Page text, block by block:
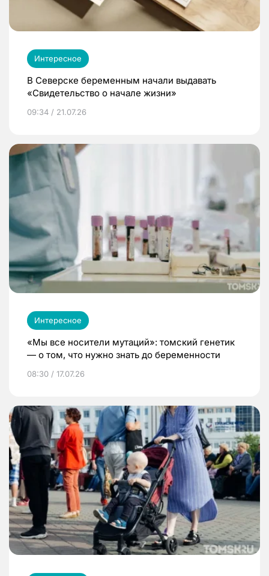
Интересное
В Северске беременным начали выдавать
«Свидетельство о начале жизни»
09:34 / 21.07.26
Интересное
«Мы все носители мутаций»: томский генетик
— о том, что нужно знать до беременности
08:30 / 17.07.26